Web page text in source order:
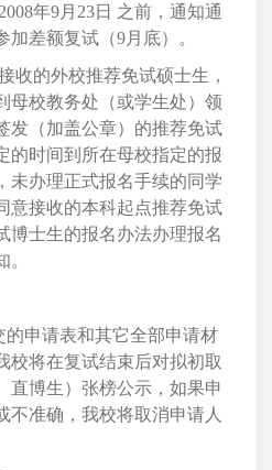
2008年9月 23日 之前，通知通
加差额复试（9月底）。
收的外校推荐免试硕士生，
母校教务处（或学生处）领
发（加盖公章）的推荐免试
的时间到所在母校指定的报
未办理正式报名手续的同学
意接收的本科起点推荐免试
博士生的报名办法办理报名
的申请表和其它全部申请材
校将在复试结束后对拟初取
直博生）张榜公示，如果申
不准确，我校将取消申请人